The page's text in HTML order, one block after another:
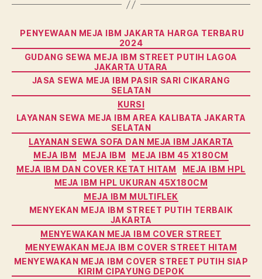
Categories
PENYEWAAN MEJA IBM JAKARTA HARGA TERBARU
2024
GUDANG SEWA MEJA IBM STREET PUTIH LAGOA
JAKARTA UTARA
JASA SEWA MEJA IBM PASIR SARI CIKARANG
SELATAN
KURSI
LAYANAN SEWA MEJA IBM AREA KALIBATA JAKARTA
SELATAN
LAYANAN SEWA SOFA DAN MEJA IBM JAKARTA
MEJA IBM
MEJA IBM
MEJA IBM 45 X180CM
MEJA IBM DAN COVER KETAT HITAM
MEJA IBM HPL
MEJA IBM HPL UKURAN 45X180CM
MEJA IBM MULTIFLEK
MENYEKAN MEJA IBM STREET PUTIH TERBAIK
JAKARTA
MENYEWAKAN MEJA IBM COVER STREET
MENYEWAKAN MEJA IBM COVER STREET HITAM
MENYEWAKAN MEJA IBM COVER STREET PUTIH SIAP
KIRIM CIPAYUNG DEPOK